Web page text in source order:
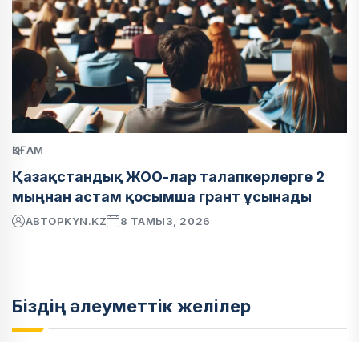
ҚОҒАМ
Қазақстандық ЖОО-лар талапкерлерге 2
мыңнан астам қосымша грант ұсынады
АВТОРKYN.KZ 8 ТАМЫЗ, 2026
Біздің әлеуметтік желілер